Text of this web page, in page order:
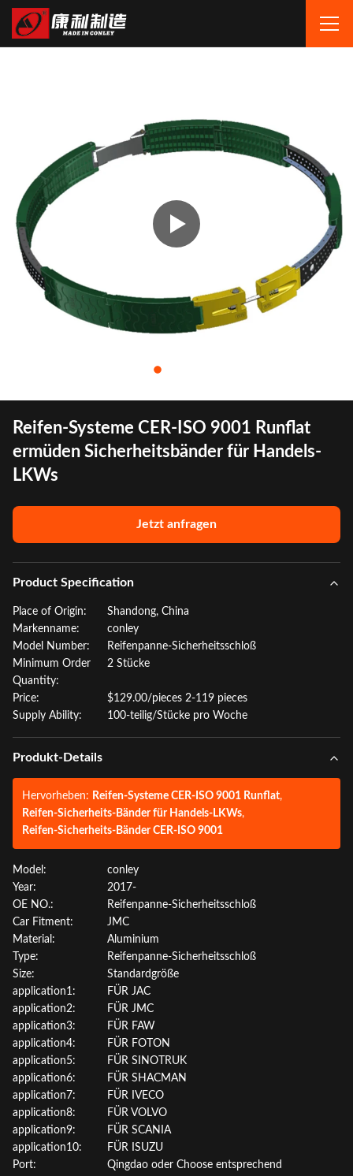
Reifen-Systeme CER-ISO 9001 Runflat
ermüden Sicherheitsbänder für Handels-
LKWs
Jetzt anfragen
Product Specification
Place of Origin:
Shandong, China
Markenname:
conley
Model Number:
Reifenpanne-Sicherheitsschloß
Minimum Order
Quantity:
2 Stücke
Price:
$129.00/pieces 2-119 pieces
Supply Ability:
100-teilig/Stücke pro Woche
Produkt-Details
Hervorheben: Reifen-Systeme CER-ISO 9001 Runflat,
Reifen-Sicherheits-Bänder für Handels-LKWs,
Reifen-Sicherheits-Bänder CER-ISO 9001
Model:
conley
Year:
2017-
OE NO.:
Reifenpanne-Sicherheitsschloß
Car Fitment:
JMC
Material:
Aluminium
Type:
Reifenpanne-Sicherheitsschloß
Size:
Standardgröße
application1:
FÜR JAC
application2:
FÜR JMC
application3:
FÜR FAW
application4:
FÜR FOTON
application5:
FÜR SINOTRUK
application6:
FÜR SHACMAN
application7:
FÜR IVECO
application8:
FÜR VOLVO
application9:
FÜR SCANIA
application10:
FÜR ISUZU
Port:
Qingdao oder Choose entsprechend